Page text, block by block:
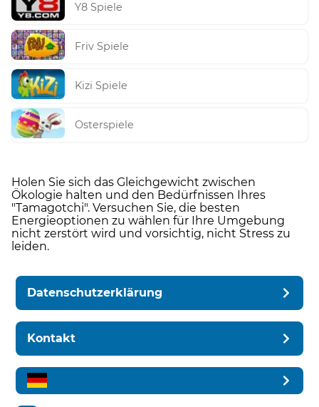
Y8 Spiele
Friv Spiele
Kizi Spiele
Osterspiele
Holen Sie sich das Gleichgewicht zwischen
Ökologie halten und den Bedürfnissen Ihres
"Tamagotchi". Versuchen Sie, die besten
Energieoptionen zu wählen für Ihre Umgebung
nicht zerstört wird und vorsichtig, nicht Stress zu
leiden.
Datenschutzerklärung
Kontakt